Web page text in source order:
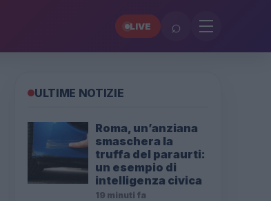
LIVE ⌕
ULTIME NOTIZIE
Roma, un’anziana
smaschera la
truffa del paraurti:
un esempio di
intelligenza civica
19 minuti fa